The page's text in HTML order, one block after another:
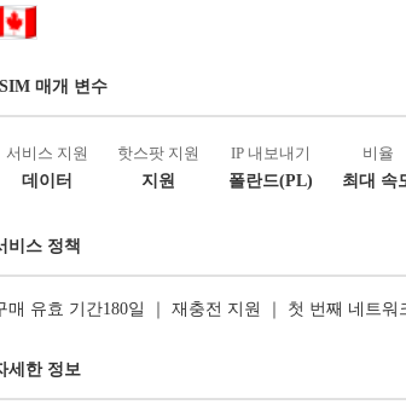
매개 변수
서비스 지원
데이터
핫스팟 지원
지원
IP 내보내기
폴란드(PL)
비율
최대 속
비스 정책
매 유효 기간180일 ｜ 재충전 지원 ｜ 첫 번째 네트
세한 정보